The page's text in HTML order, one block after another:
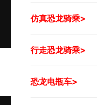
仿真恐龙骑乘>
行走恐龙骑乘>
恐龙电瓶车>